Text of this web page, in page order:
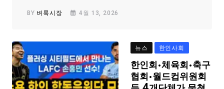
BY 벼룩시장 4월 13, 2026
뉴스 한인사회
한인회·체육회·축구
협회·월드컵위원회